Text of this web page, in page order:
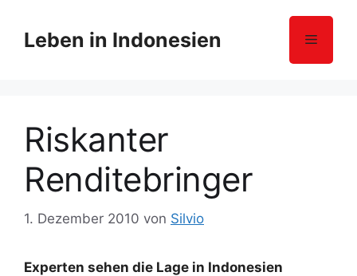
Leben in Indonesien Menü
Riskanter
Renditebringer
1. Dezember 2010 von Silvio
Experten sehen die Lage in Indonesien